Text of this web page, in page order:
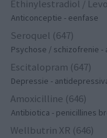
Ethinylestradiol /
Anticonceptie - eenfase
Seroquel (647)
Psychose / schizofrenie -
Escitalopram (647)
Depressie -
Amoxicilline (646)
Antibiotica - penicillines
Wellbutrin XR (646)